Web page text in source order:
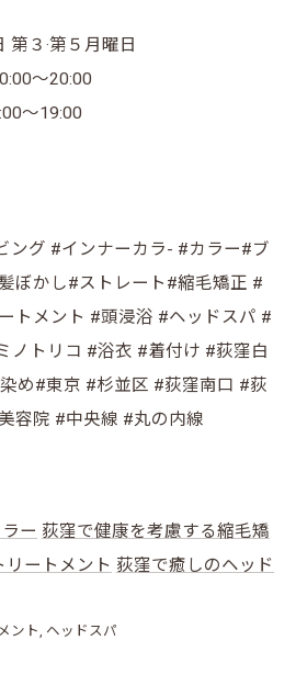
３·第５月曜日
～20:00
ング #インナーカラ- #カラー#ブ
ぼかし#ストレート#縮毛矯正 #
トメント #頭浸浴 #ヘッドスパ #
ノトリコ #浴衣 #着付け #荻窪白
め#東京 #杉並区 #荻窪南口 #荻
容院 #中央線 #丸の内線
ー 荻窪で健康を考慮する縮毛矯
ートメント 荻窪で癒しのヘッド
ント ヘッドスパ